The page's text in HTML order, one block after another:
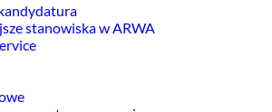
stanowiska w ARWA